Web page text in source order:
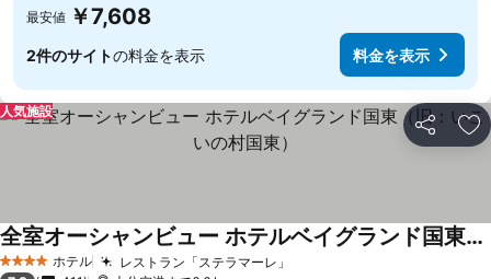
最安値 ￥7,608
2件のサイトの料金を表示 料金を表示
シェア お
人気施設
4 ホテルのランク
ホテル レストラン「ステラマーレ」
全室オーシャンビュー ホテルベイグランド国東（旧：いこいの村国東）